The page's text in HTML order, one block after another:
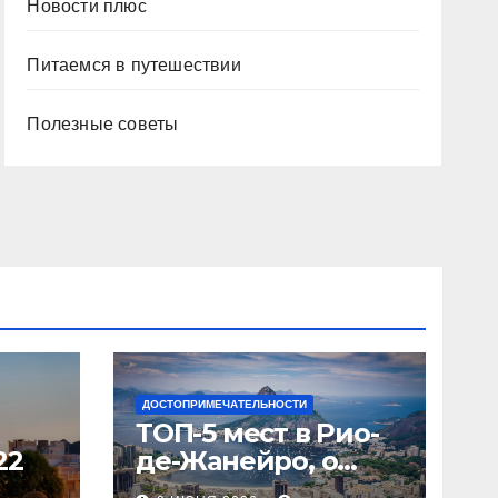
Новости плюс
Питаемся в путешествии
Полезные советы
ДОСТОПРИМЕЧАТЕЛЬНОСТИ
ТОП-5 мест в Рио-
де-Жанейро, о
которых вы не